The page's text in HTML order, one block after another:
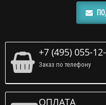
+7 (495) 055-
Заказ по телефону
ОПЛАТА